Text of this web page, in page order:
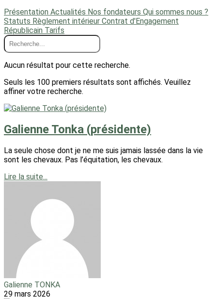
Présentation Actualités Nos fondateurs Qui sommes nous ?
Statuts Règlement intérieur Contrat d'Engagement
Républicain Tarifs
Aucun résultat pour cette recherche.
Seuls les 100 premiers résultats sont affichés. Veuillez
affiner votre recherche.
Galienne Tonka (présidente)
La seule chose dont je ne me suis jamais lassée dans la vie
sont les chevaux. Pas l’équitation, les chevaux.
Lire la suite...
Galienne TONKA
29 mars 2026